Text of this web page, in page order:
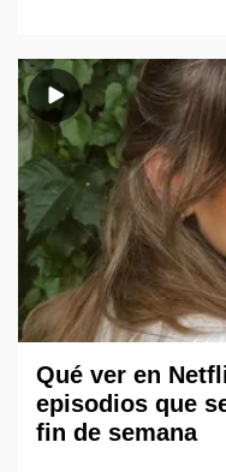
Qué ver en
episodios que
fin de semana